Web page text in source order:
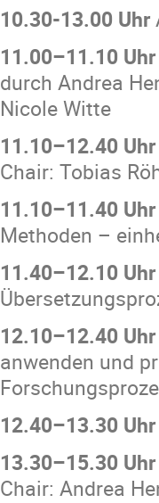
10.30-13.00 Uhr
11.00–11.10 Uhr
durch Andrea
Nicole Witte
11.10–12.40 Uhr
Chair: Tobias
11.10–11.40 Uhr
Methoden –
11.40–12.10 Uhr
12.10–12.40 Uhr
anwenden und
12.40–13.30 Uhr
13.30–15.30 Uhr
Chair: Andrea